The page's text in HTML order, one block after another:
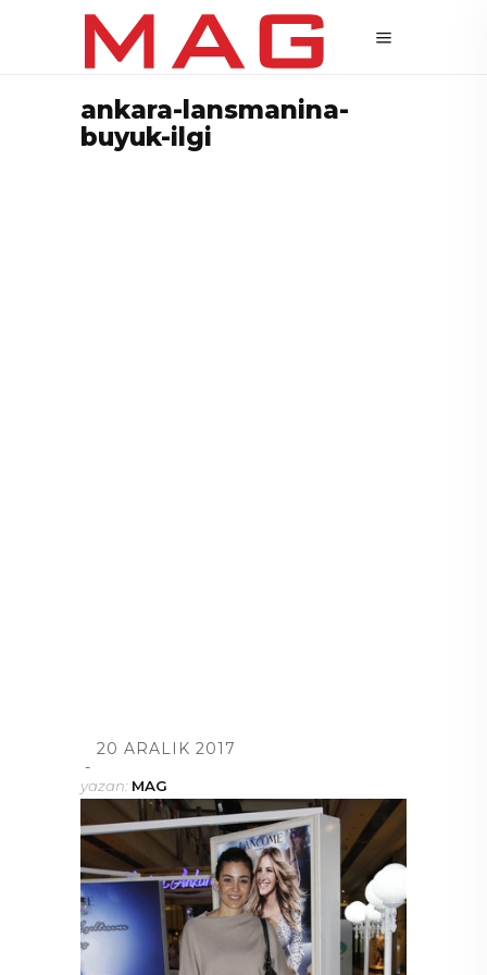
ankara-lansmanina-
buyuk-ilgi
20 ARALIK 2017
yazan: MAG